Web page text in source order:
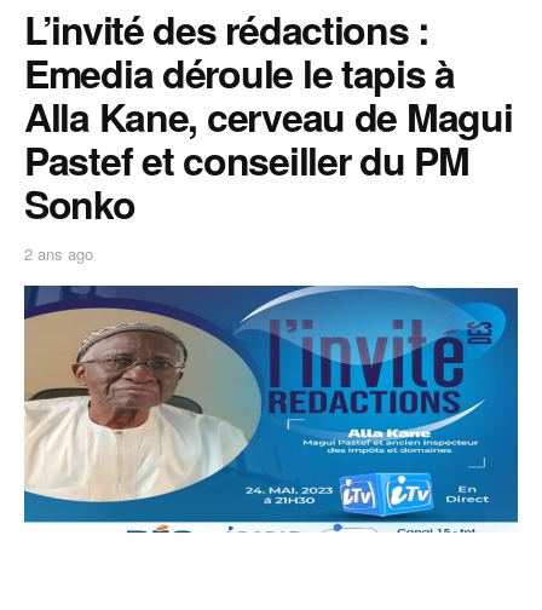
L’invité des rédactions :
Emedia déroule le tapis à
Alla Kane, cerveau de Magui
Pastef et conseiller du PM
Sonko
2 ans ago